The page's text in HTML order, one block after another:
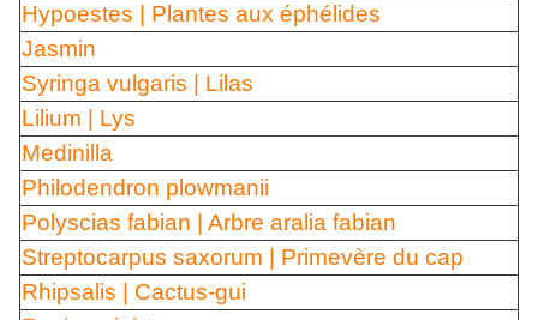
Hypoestes | Plantes aux éphélides
Jasmin
Syringa vulgaris | Lilas
Lilium | Lys
Medinilla
Philodendron plowmanii
Polyscias fabian | Arbre aralia fabian
Streptocarpus saxorum | Primevère du cap
Rhipsalis | Cactus-gui